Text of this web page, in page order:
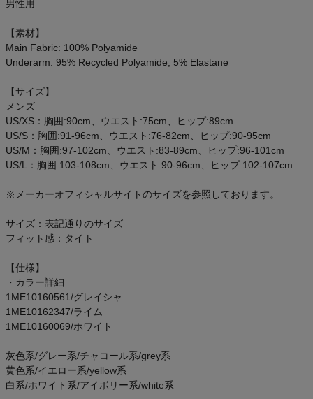
男性用
【素材】
Main Fabric: 100% Polyamide
Underarm: 95% Recycled Polyamide, 5% Elastane
【サイズ】
メンズ
US/XS：胸囲:90cm、ウエスト:75cm、ヒップ:89cm
US/S：胸囲:91-96cm、ウエスト:76-82cm、ヒップ:90-95cm
US/M：胸囲:97-102cm、ウエスト:83-89cm、ヒップ:96-101cm
US/L：胸囲:103-108cm、ウエスト:90-96cm、ヒップ:102-107cm
※メーカーオフィシャルサイトのサイズを参照しております。
サイズ：表記通りのサイズ
フィット感：タイト
【仕様】
・カラー詳細
1ME10160561/グレイシャ
1ME10162347/ライム
1ME10160069/ホワイト
灰色系/グレー系/チャコール系/grey系
黄色系/イエロー系/yellow系
白系/ホワイト系/アイボリー系/white系